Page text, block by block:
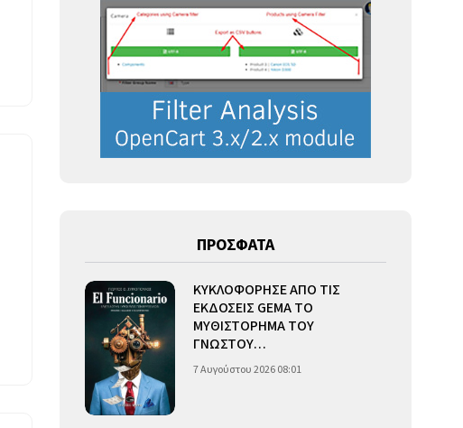
ΠΡΟΣΦΑΤΑ
ΚΥΚΛΟΦΟΡΗΣΕ ΑΠΟ ΤΙΣ
ΕΚΔΟΣΕΙΣ GEMA ΤΟ
ΜΥΘΙΣΤΟΡΗΜΑ ΤΟΥ
ΓΝΩΣΤΟΥ…
7 Αυγούστου 2026 08:01